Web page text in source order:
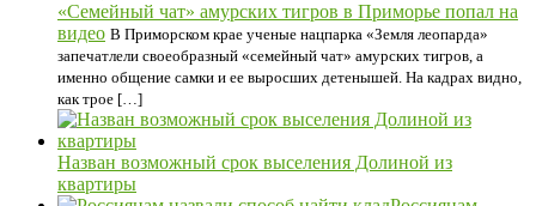
«Семейный чат» амурских тигров в Приморье попал на
видео В Приморском крае ученые нацпарка «Земля леопарда»
запечатлели своеобразный «семейный чат» амурских тигров, а
именно общение самки и ее выросших детенышей. На кадрах видно,
как трое […]
Назван возможный срок выселения Долиной из
квартиры